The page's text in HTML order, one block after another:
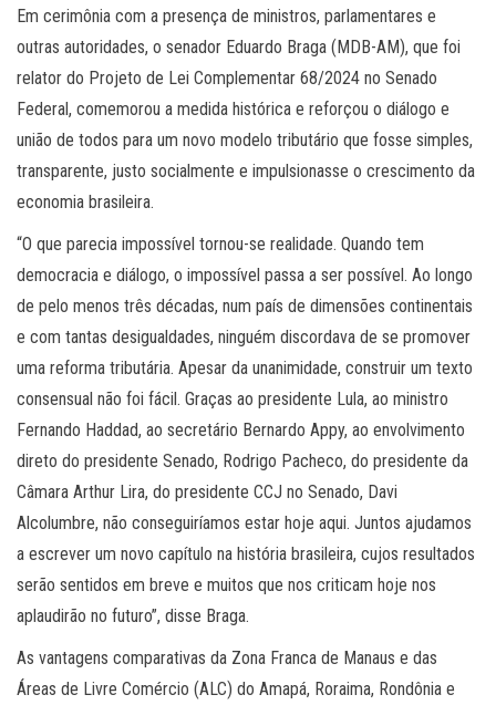
Em cerimônia com a presença de ministros, parlamentares e
outras autoridades, o senador Eduardo Braga (MDB-AM), que foi
relator do Projeto de Lei Complementar 68/2024 no Senado
Federal, comemorou a medida histórica e reforçou o diálogo e
união de todos para um novo modelo tributário que fosse simples,
transparente, justo socialmente e impulsionasse o crescimento da
economia brasileira.
“O que parecia impossível tornou-se realidade. Quando tem
democracia e diálogo, o impossível passa a ser possível. Ao longo
de pelo menos três décadas, num país de dimensões continentais
e com tantas desigualdades, ninguém discordava de se promover
uma reforma tributária. Apesar da unanimidade, construir um texto
consensual não foi fácil. Graças ao presidente Lula, ao ministro
Fernando Haddad, ao secretário Bernardo Appy, ao envolvimento
direto do presidente Senado, Rodrigo Pacheco, do presidente da
Câmara Arthur Lira, do presidente CCJ no Senado, Davi
Alcolumbre, não conseguiríamos estar hoje aqui. Juntos ajudamos
a escrever um novo capítulo na história brasileira, cujos resultados
serão sentidos em breve e muitos que nos criticam hoje nos
aplaudirão no futuro”, disse Braga.
As vantagens comparativas da Zona Franca de Manaus e das
Áreas de Livre Comércio (ALC) do Amapá, Roraima, Rondônia e